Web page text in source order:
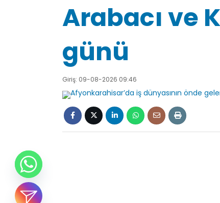
Arabacı ve
günü
Giriş: 09-08-2026 09:46